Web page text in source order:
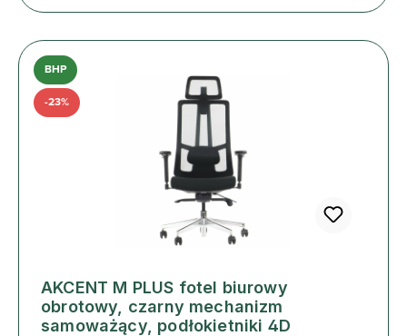
AKCENT M PLUS fotel biurowy
obrotowy, czarny mechanizm
samoważący, podłokietniki 4D
BHP
-23%